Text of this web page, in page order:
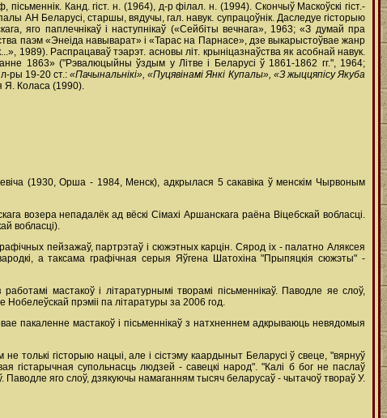
Канд. гіст. н. (1964), д-р філал. н. (1994). Скончыў Маскоўскі гіст.-
АН Беларусі, старшы, вядучы, гал. навук. супрацоўнік. Даследуе гісторыю
яго паплечнікаў і наступнікаў («Сейбіты вечнага», 1963; «З думай пра
паэм «Энеіда навыварат» і «Тарас на Парнасе», дзе выкарыстоўвае жанр
1989). Распрацаваў тэарэт. асновы літ. крыніцазнаўства як асобнай навук.
1863» ("Рэвалюцыйны ўздым у Літве і Беларусі ў 1861-1862 гг.", 1964;
л-ры 19-20 ст.:«Пачынальнікі», «Пуцявінамі Янкі Купалы», «З жыццяпісу Якуба
Я. Коласа (1990).
(1930, Орша - 1984, Менск), адкрылася 5 сакавіка ў менскім Чырвоным
возера непадалёк ад вёскі Сімахі Аршанскага раёна Віцебскай вобласці.
вобласці).
пейзажаў, партрэтаў і сюжэтных карцін. Сярод іх - палатно Аляксея
а таксама графічная серыя Яўгена Шатохіна "Прыпяцкія сюжэты" -
мастакоў і літаратурнымі творамі пісьменнікаў. Паводле яе слоў,
прэміі па літаратуры за 2006 год.
пакаленне мастакоў і пісьменнікаў з натхненнем адкрываюць невядомыя
толькі гісторыю нацыі, але і сістэму каардыныт Беларусі ў свеце, "вярнуў
супольнасць людзей - савецкі народ". "Калі б бог не паслаў
Паводле яго слоў, дзякуючы намаганням тысяч беларусаў - чытачоў твораў У.